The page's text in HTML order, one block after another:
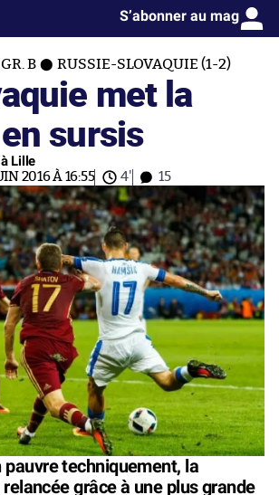
S’abonner au mag
GR. B RUSSIE-SLOVAQUIE (1-2)
met la
sursis
Lille
2016 À 16:55 4' 15
pauvre techniquement, la
grâce à une plus grande